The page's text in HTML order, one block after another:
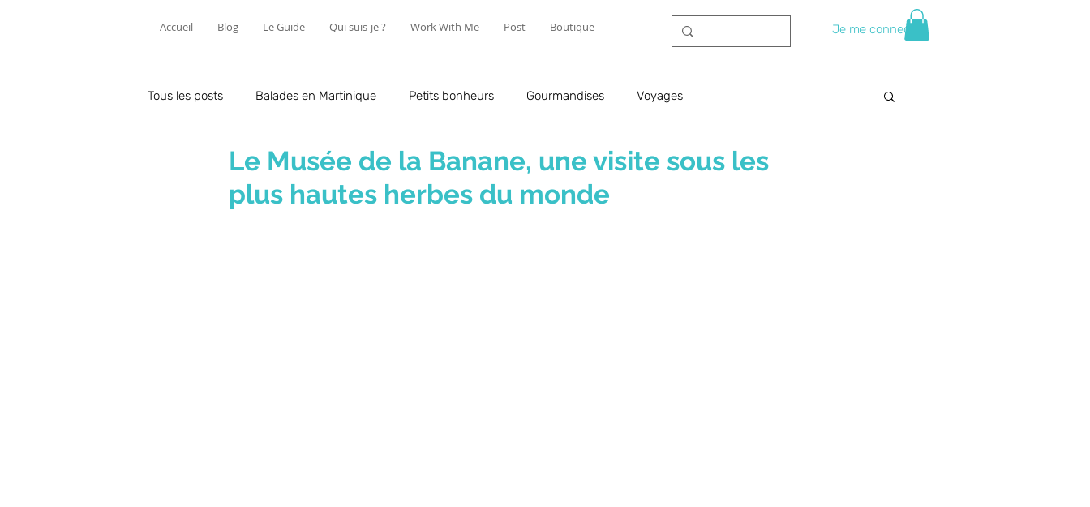
Accueil Blog Le Guide Qui suis-je ? Work With Me Post Boutique Je me connecte
Tous les posts Balades en Martinique Petits bonheurs Gourmandises Voyages
Le Musée de la Banane, une visite sous les
plus hautes herbes du monde